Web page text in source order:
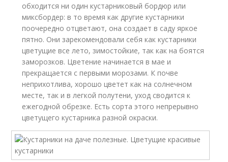
обходится ни один кустарниковый бордюр или
миксбордер: в то время как другие кустарники
поочередно отцветают, она создает в саду яркое
пятно. Они зарекомендовали себя как кустарники
цветущие все лето, зимостойкие, так как на боятся
заморозков. Цветение начинается в мае и
прекращается с первыми морозами. К почве
неприхотлива, хорошо цветет как на солнечном
месте, так и в легкой полутени, уход сводится к
ежегодной обрезке. Есть сорта этого непрерывно
цветущего кустарника разной окраски.